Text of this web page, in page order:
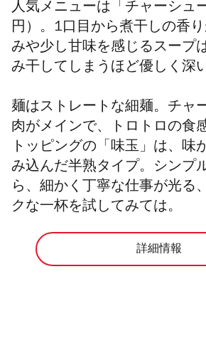
人気メニューは「チャーシュ
円）。1口目から煮干しの香
みや少し甘味を感じるスープ
み干してしまうほど優しく深
麺はストレートな細麺。チャ
肉がメインで、トロトロの食
トッピングの「味玉」は、味
み込んだ半熟タイプ。シンプ
ら、細かく丁寧な仕事が光る
クな一杯を試してみては。
詳細情報